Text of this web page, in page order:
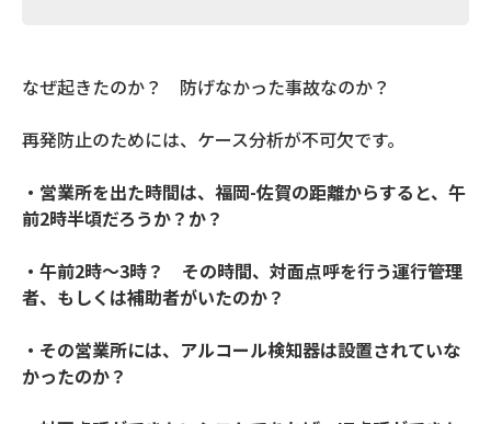
なぜ起きたのか？ 防げなかった事故なのか？
再発防止のためには、ケース分析が不可欠です。
・営業所を出た時間は、福岡-佐賀の距離からすると、午
前2時半頃だろうか？か？
・午前2時～3時？ その時間、対面点呼を行う運行管理
者、もしくは補助者がいたのか？
・その営業所には、アルコール検知器は設置されていな
かったのか？